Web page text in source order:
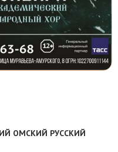
ОМСКИЙ РУССКИЙ